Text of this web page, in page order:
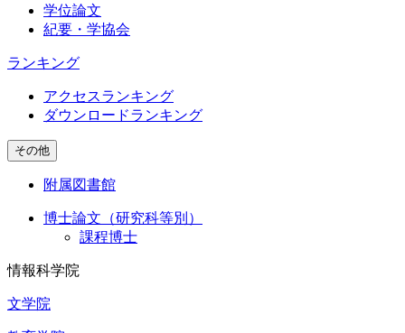
学位論文
紀要・学協会
ランキング
アクセスランキング
ダウンロードランキング
その他
附属図書館
博士論文（研究科等別）
課程博士
情報科学院
文学院